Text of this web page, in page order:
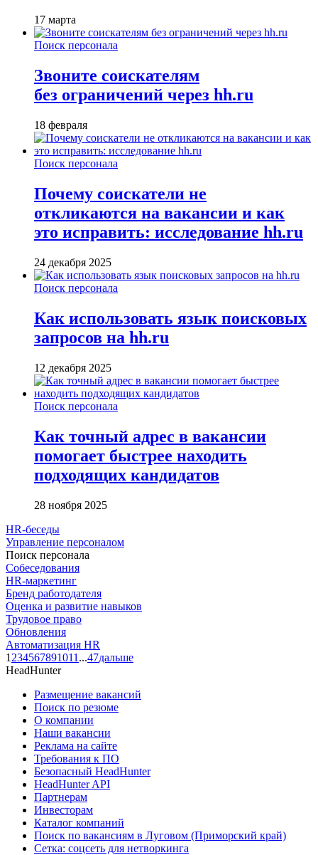
17 марта
Поиск персонала
Звоните соискателям
без ограничений через hh.ru
18 февраля
Поиск персонала
Почему соискатели не
откликаются на вакансии и как
это исправить: исследование hh.ru
24 декабря 2025
Поиск персонала
Как использовать язык поисковых
запросов на hh.ru
12 декабря 2025
Поиск персонала
Как точный адрес в вакансии
помогает быстрее находить
подходящих кандидатов
28 ноября 2025
HR-беседы
Управление персоналом
Поиск персонала
Собеседования
HR-маркетинг
Бренд работодателя
Оценка и развитие навыков
Трудовое право
Обновления
Автоматизация HR
1 234567891011 ...47дальше
HeadHunter
Размещение вакансий
Поиск по резюме
О компании
Наши вакансии
Реклама на сайте
Требования к ПО
Безопасный HeadHunter
HeadHunter API
Партнерам
Инвесторам
Каталог компаний
Поиск по вакансиям в Луговом (Приморский край)
Сетка: соцсеть для нетворкинга